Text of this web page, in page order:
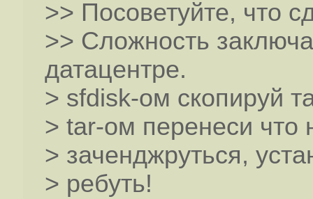
>> Посоветуйте, что
>> Сложность
датацентре.
> sfdisk-ом скопируй
> tar-ом перенеси
> заченджруться,
> ребуть!